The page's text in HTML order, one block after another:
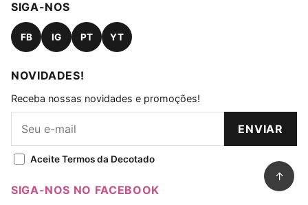
SIGA-NOS
FB IG PT YT
NOVIDADES!
Receba nossas novidades e promoções!
ENVIAR
Aceite Termos da Decotado
SIGA-NOS NO FACEBOOK
↑